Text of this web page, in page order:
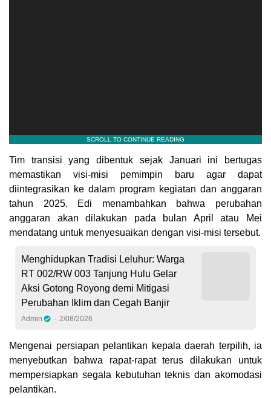
Tim transisi yang dibentuk sejak Januari ini bertugas
memastikan visi-misi pemimpin baru agar dapat
diintegrasikan ke dalam program kegiatan dan anggaran
tahun 2025. Edi menambahkan bahwa perubahan
anggaran akan dilakukan pada bulan April atau Mei
mendatang untuk menyesuaikan dengan visi-misi tersebut.
Menghidupkan Tradisi Leluhur: Warga
RT 002/RW 003 Tanjung Hulu Gelar
Aksi Gotong Royong demi Mitigasi
Perubahan Iklim dan Cegah Banjir
Admin 2/08/2026
Mengenai persiapan pelantikan kepala daerah terpilih, ia
menyebutkan bahwa rapat-rapat terus dilakukan untuk
mempersiapkan segala kebutuhan teknis dan akomodasi
pelantikan.